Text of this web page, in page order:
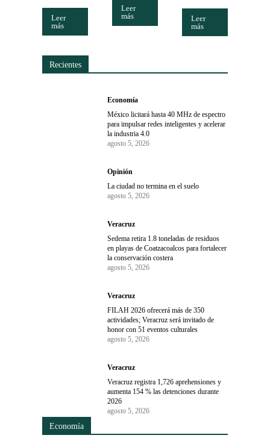
Leer
más
Leer
más
Leer
más
Recientes
Economía
México licitará hasta 40 MHz de espectro
para impulsar redes inteligentes y acelerar
la industria 4.0
agosto 5, 2026
Opinión
La ciudad no termina en el suelo
agosto 5, 2026
Veracruz
Sedema retira 1.8 toneladas de residuos
en playas de Coatzacoalcos para fortalecer
la conservación costera
agosto 5, 2026
Veracruz
FILAH 2026 ofrecerá más de 350
actividades; Veracruz será invitado de
honor con 51 eventos culturales
agosto 5, 2026
Veracruz
Veracruz registra 1,726 aprehensiones y
aumenta 154 % las detenciones durante
2026
agosto 5, 2026
Economía